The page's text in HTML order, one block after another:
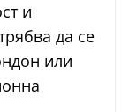
и
да се
или